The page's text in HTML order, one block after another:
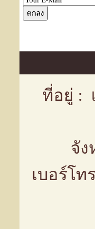
ที่อยู่ :
จั
เบอร์โท